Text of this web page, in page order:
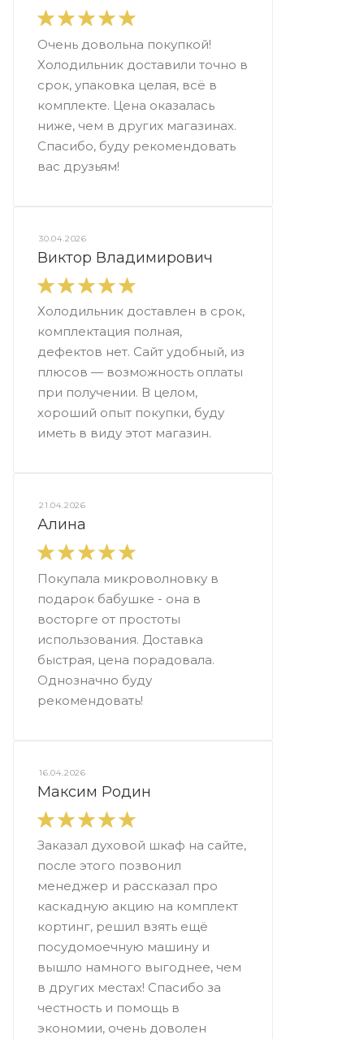
Очень довольна покупкой!
Холодильник доставили точно в
срок, упаковка целая, всё в
комплекте. Цена оказалась
ниже, чем в других магазинах.
Спасибо, буду рекомендовать
вас друзьям!
30.04.2026
Виктор Владимирович
Холодильник доставлен в срок,
комплектация полная,
дефектов нет. Сайт удобный, из
плюсов — возможность оплаты
при получении. В целом,
хороший опыт покупки, буду
иметь в виду этот магазин.
21.04.2026
Алина
Покупала микроволновку в
подарок бабушке - она в
восторге от простоты
использования. Доставка
быстрая, цена порадовала.
Однозначно буду
рекомендовать!
16.04.2026
Максим Родин
Заказал духовой шкаф на сайте,
после этого позвонил
менеджер и рассказал про
каскадную акцию на комплект
кортинг, решил взять ещё
посудомоечную машину и
вышло намного выгоднее, чем
в других местах! Спасибо за
честность и помощь в
экономии, очень доволен